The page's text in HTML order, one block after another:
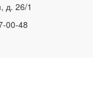
д. 26/1
00-48